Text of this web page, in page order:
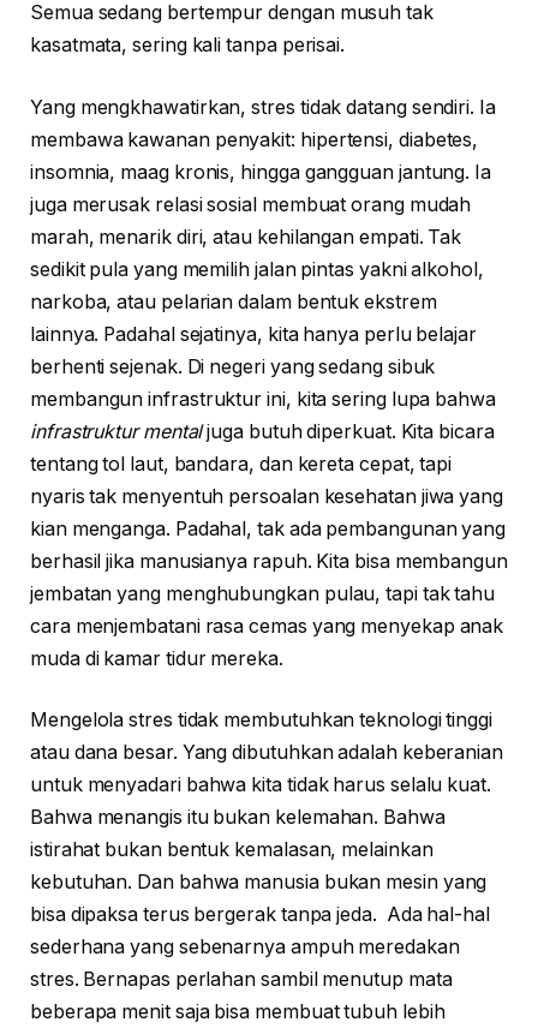
Semua sedang bertempur dengan musuh tak
kasatmata, sering kali tanpa perisai.
Yang mengkhawatirkan, stres tidak datang sendiri. Ia
membawa kawanan penyakit: hipertensi, diabetes,
insomnia, maag kronis, hingga gangguan jantung. Ia
juga merusak relasi sosial membuat orang mudah
marah, menarik diri, atau kehilangan empati. Tak
sedikit pula yang memilih jalan pintas yakni alkohol,
narkoba, atau pelarian dalam bentuk ekstrem
lainnya. Padahal sejatinya, kita hanya perlu belajar
berhenti sejenak. Di negeri yang sedang sibuk
membangun infrastruktur ini, kita sering lupa bahwa
infrastruktur mentaljuga butuh diperkuat. Kita bicara
tentang tol laut, bandara, dan kereta cepat, tapi
nyaris tak menyentuh persoalan kesehatan jiwa yang
kian menganga. Padahal, tak ada pembangunan yang
berhasil jika manusianya rapuh. Kita bisa membangun
jembatan yang menghubungkan pulau, tapi tak tahu
cara menjembatani rasa cemas yang menyekap anak
muda di kamar tidur mereka.
Mengelola stres tidak membutuhkan teknologi tinggi
atau dana besar. Yang dibutuhkan adalah keberanian
untuk menyadari bahwa kita tidak harus selalu kuat.
Bahwa menangis itu bukan kelemahan. Bahwa
istirahat bukan bentuk kemalasan, melainkan
kebutuhan. Dan bahwa manusia bukan mesin yang
bisa dipaksa terus bergerak tanpa jeda. Ada hal-hal
sederhana yang sebenarnya ampuh meredakan
stres. Bernapas perlahan sambil menutup mata
beberapa menit saja bisa membuat tubuh lebih